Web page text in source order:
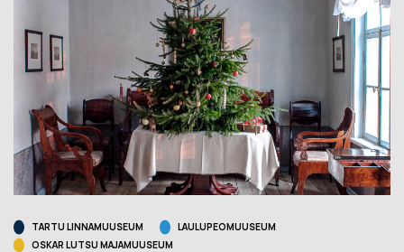
TARTU LINNAMUUSEUM
LAULUPEOMUUSEUM
OSKAR LUTSU MAJAMUUSEUM